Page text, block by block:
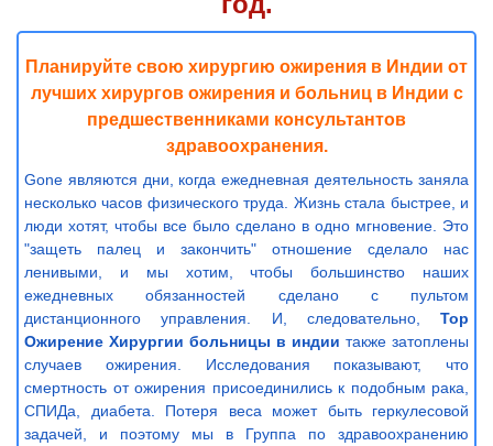
Планируйте свою хирургию ожирения в Индии от
лучших хирургов ожирения и больниц в Индии с
предшественниками консультантов
здравоохранения.
Gone являются дни, когда ежедневная деятельность заняла
несколько часов физического труда. Жизнь стала быстрее, и
люди хотят, чтобы все было сделано в одно мгновение. Это
"защеть палец и закончить" отношение сделало нас
ленивыми, и мы хотим, чтобы большинство наших
ежедневных обязанностей сделано с пультом
дистанционного управления. И, следовательно, Top
Ожирение Хирургии больницы в индии также затоплены
случаев ожирения. Исследования показывают, что
смертность от ожирения присоединились к подобным рака,
СПИДа, диабета. Потеря веса может быть геркулесовой
задачей, и поэтому мы в Группа по здравоохранению